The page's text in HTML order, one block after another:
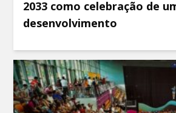
2033 como celebração de
desenvolvimento